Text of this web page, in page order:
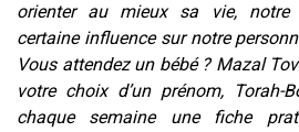
orienter au mieux sa vie, notre
certaine influence sur notre
Vous attendez un bébé ? Mazal Tov
votre choix d’un prénom, Torah-
chaque semaine une fiche